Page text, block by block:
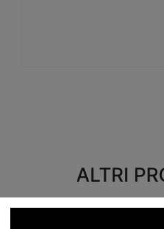
ALTRI